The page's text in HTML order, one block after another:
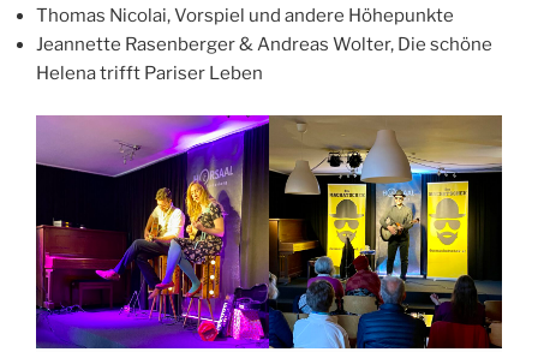
Thomas Nicolai, Vorspiel und andere Höhepunkte
Jeannette Rasenberger & Andreas Wolter, Die schöne
Helena trifft Pariser Leben